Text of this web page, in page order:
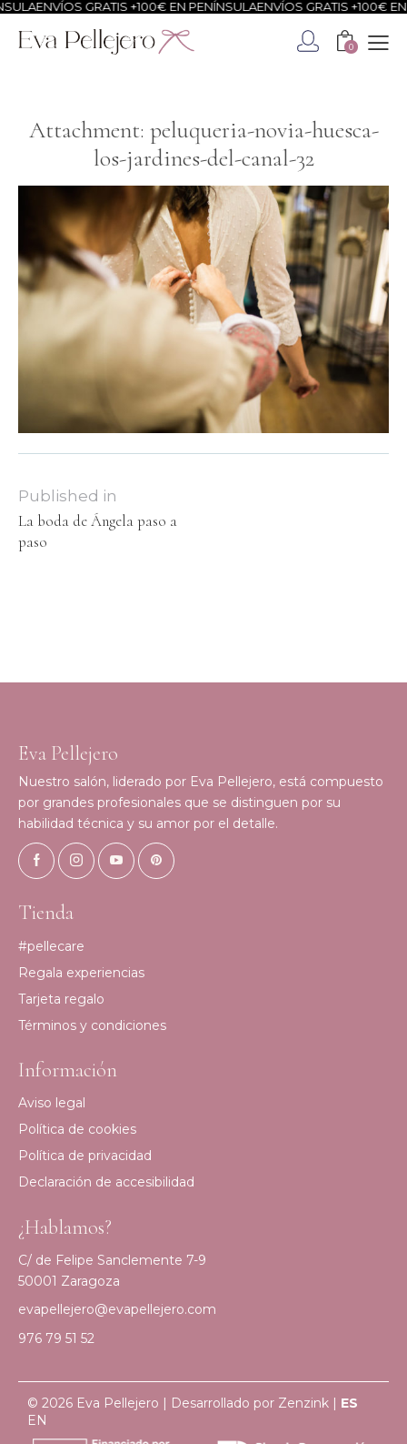
ENVÍOS GRATIS +100€ EN PENÍNSULAENVÍOS GRATIS +100€ EN
0
Attachment: peluqueria-novia-huesca-
los-jardines-del-canal-32
Published in
La boda de Ángela paso a
paso
Eva Pellejero
Nuestro salón, liderado por Eva Pellejero, está compuesto
por grandes profesionales que se distinguen por su
habilidad técnica y su amor por el detalle.
Tienda
#pellecare
Regala experiencias
Tarjeta regalo
Términos y condiciones
Información
Aviso legal
Política de cookies
Política de privacidad
Declaración de accesibilidad
¿Hablamos?
C/ de Felipe Sanclemente 7-9
50001 Zaragoza
evapellejero@evapellejero.com
976 79 51 52
© 2026 Eva Pellejero | Desarrollado por Zenzink | ES
EN